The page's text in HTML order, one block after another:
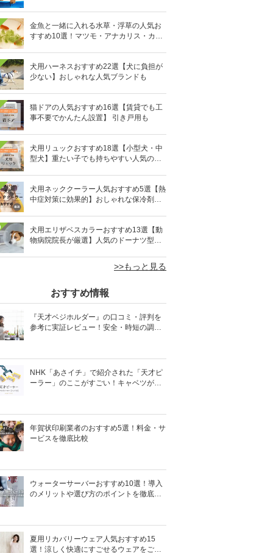
金魚と一緒に入れる水草・浮草の人気お
すすめ10選！マツモ・アナカリス・カボ
犬用ハーネスおすすめ22選【犬に負担が
少ない】おしゃれな人気ブランドも
猫ドアの人気おすすめ16選【賃貸でも工
事不要でかんたん設置】 引き戸用も
犬用リュックおすすめ18選【小型犬・中
型犬】重たい子でも持ちやすい人気のキ
犬用ネッククーラー人気おすすめ5選【熱
中症対策に効果的】おしゃれな保冷剤タ
犬用エリザベスカラーおすすめ13選【動
物病院院長が厳選】人気のドーナツ型や
>>もっと見る
おすすめ情報
『天才ベジホルダー』の口コミ・評判を
参考に実証レビュー！安全・時短の調理
NHK「あさイチ」で紹介された「天才ピ
ーラー」のここがすごい！キャベツがほ
年賀状印刷業者のおすすめ5選！料金・サ
ービスを徹底比較
ウォーターサーバーおすすめ10選！導入
のメリットや選び方のポイントを徹底解
夏用リカバリーウェア人気おすすめ15
選！涼しく快適にすごせるウェアをご紹